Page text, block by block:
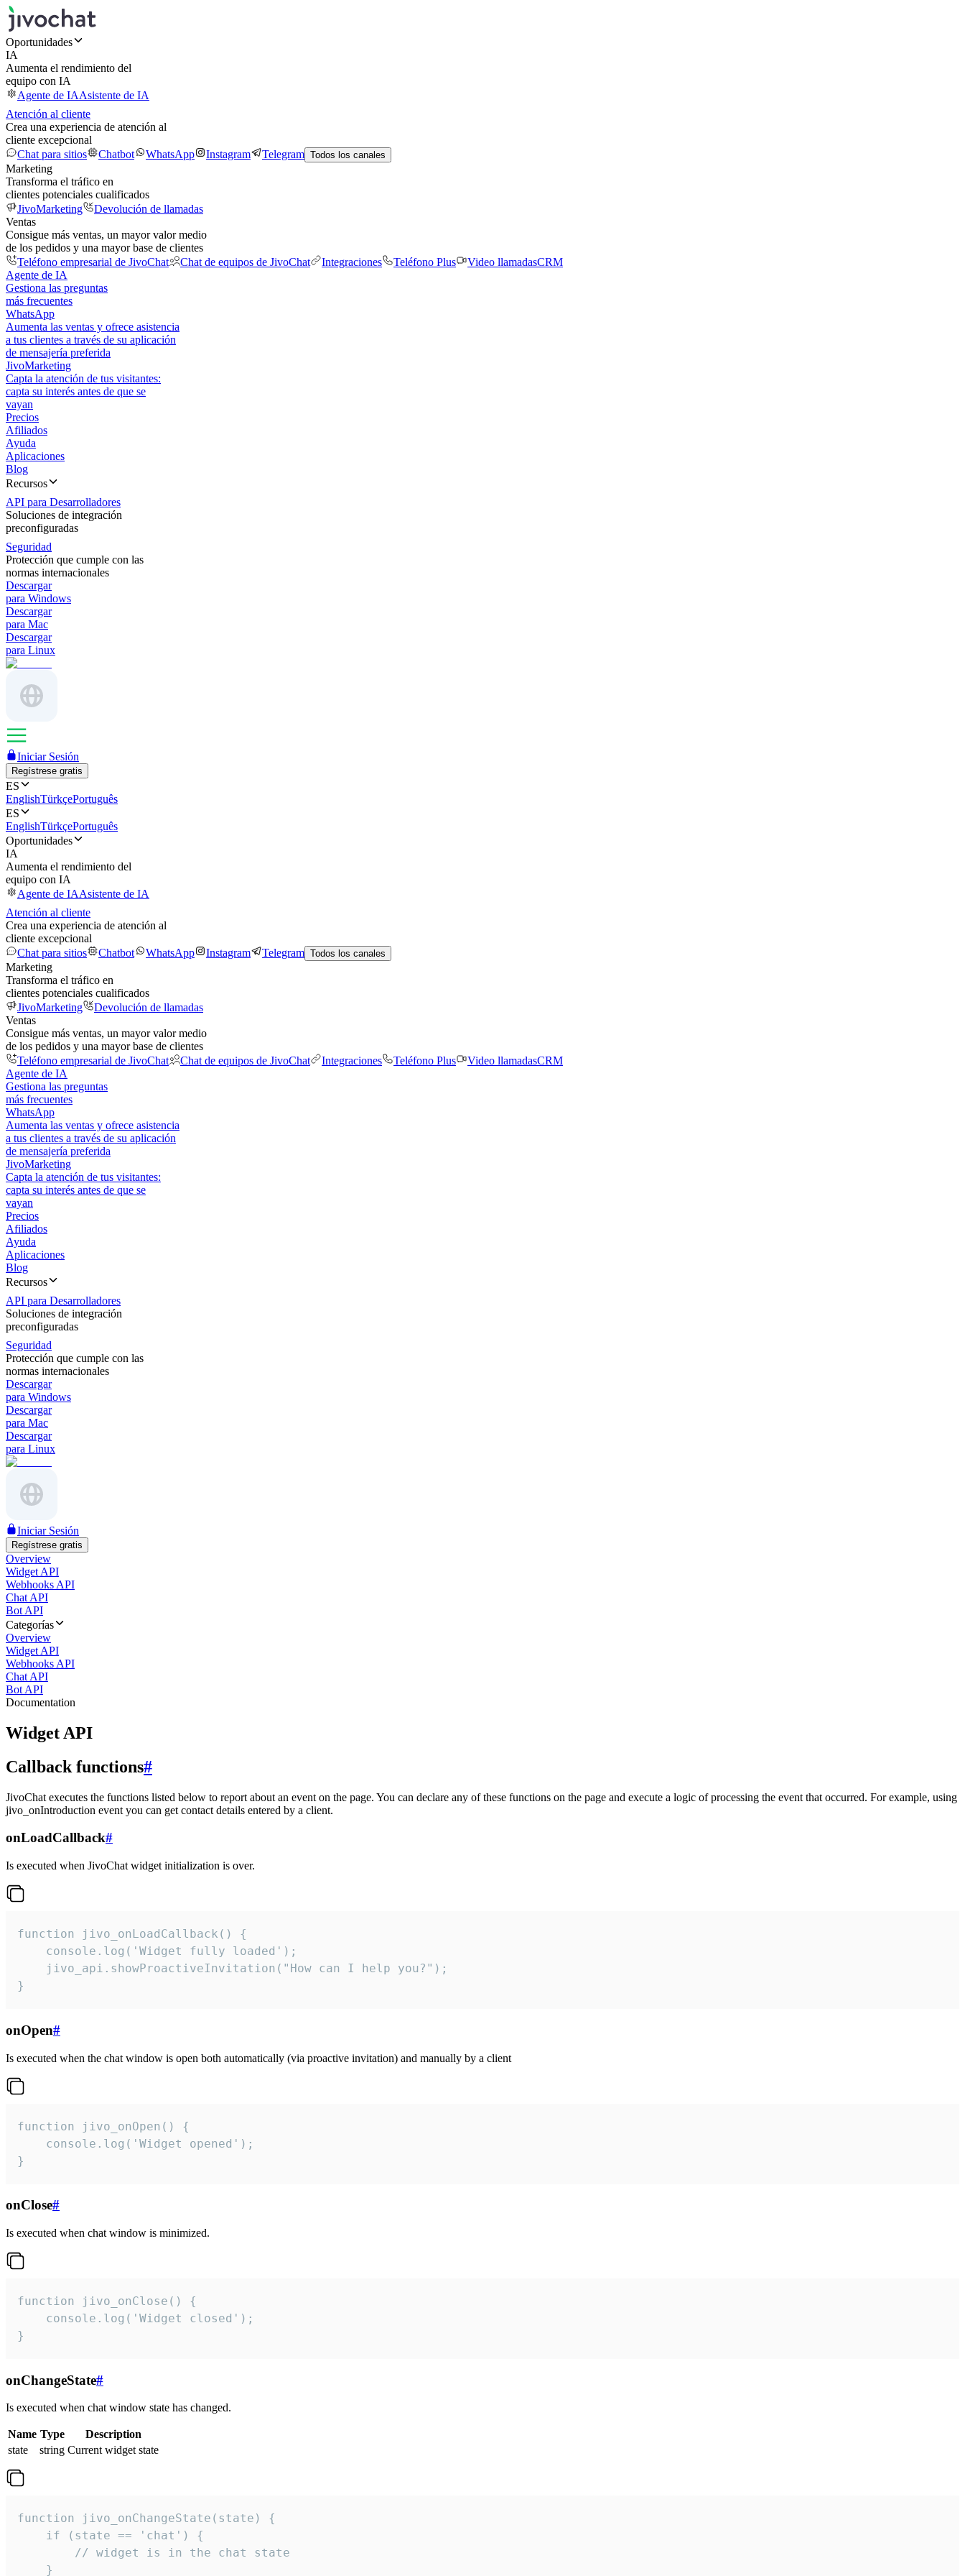
Oportunidades
IA
Aumenta el rendimiento del
equipo con IA
Agente de IAAsistente de IA
Atención al cliente
Crea una experiencia de atención al
cliente excepcional
Chat para sitios
Chatbot WhatsApp Instagram Telegram Todos los canales
Marketing
Transforma el tráfico en
clientes potenciales cualificados
JivoMarketing
Devolución de llamadas
Ventas
Consigue más ventas, un mayor valor medio
de los pedidos y una mayor base de clientes
Teléfono empresarial de JivoChat
Chat de equipos de JivoChat Integraciones Teléfono Plus Video llamadasCRM
Agente de IA
Gestiona las preguntas
más frecuentes
WhatsApp
Aumenta las ventas y ofrece asistencia
a tus clientes a través de su aplicación
de mensajería preferida
JivoMarketing
Capta la atención de tus visitantes:
capta su interés antes de que se
vayan
Precios
Afiliados
Ayuda
Aplicaciones
Blog
Recursos
API para Desarrolladores
Soluciones de integración
preconfiguradas
Seguridad
Protección que cumple con las
normas internacionales
Descargar
para Windows
Descargar
para Mac
Descargar
para Linux
Iniciar Sesión
Regístrese gratis
ES
EnglishTürkçePortuguês
ES
EnglishTürkçePortuguês
Oportunidades
IA
Aumenta el rendimiento del
equipo con IA
Agente de IAAsistente de IA
Atención al cliente
Crea una experiencia de atención al
cliente excepcional
Chat para sitios
Chatbot WhatsApp Instagram Telegram Todos los canales
Marketing
Transforma el tráfico en
clientes potenciales cualificados
JivoMarketing
Devolución de llamadas
Ventas
Consigue más ventas, un mayor valor medio
de los pedidos y una mayor base de clientes
Teléfono empresarial de JivoChat
Chat de equipos de JivoChat Integraciones Teléfono Plus Video llamadasCRM
Agente de IA
Gestiona las preguntas
más frecuentes
WhatsApp
Aumenta las ventas y ofrece asistencia
a tus clientes a través de su aplicación
de mensajería preferida
JivoMarketing
Capta la atención de tus visitantes:
capta su interés antes de que se
vayan
Precios
Afiliados
Ayuda
Aplicaciones
Blog
Recursos
API para Desarrolladores
Soluciones de integración
preconfiguradas
Seguridad
Protección que cumple con las
normas internacionales
Descargar
para Windows
Descargar
para Mac
Descargar
para Linux
Iniciar Sesión
Regístrese gratis
Overview
Widget API
Webhooks API
Chat API
Bot API
Categorías
Overview
Widget API
Webhooks API
Chat API
Bot API
Documentation
Widget API
Callback functions#
JivoChat executes the functions listed below to report about an event on the page. You can declare any of these functions on the page and execute a logic of processing the event that occurred. For example, using
jivo_onIntroduction event you can get contact details entered by a client.
onLoadCallback#
Is executed when JivoChat widget initialization is over.
function jivo_onLoadCallback() {
    console.log('Widget fully loaded');
    jivo_api.showProactiveInvitation("How can I help you?");
}
onOpen#
Is executed when the chat window is open both automatically (via proactive invitation) and manually by a client
function jivo_onOpen() {
    console.log('Widget opened');
}
onClose#
Is executed when chat window is minimized.
function jivo_onClose() {
    console.log('Widget closed');
}
onChangeState#
Is executed when chat window state has changed.
Name Type
Description
state
string Current widget state
function jivo_onChangeState(state) {
    if (state == 'chat') {
        // widget is in the chat state
    }